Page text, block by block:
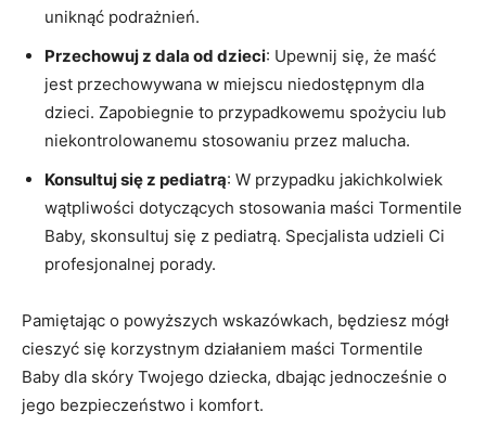
uniknąć podrażnień.
Przechowuj z dala od dzieci: Upewnij się, że maść
jest przechowywana w miejscu niedostępnym dla
dzieci. Zapobiegnie to przypadkowemu spożyciu lub
niekontrolowanemu stosowaniu przez malucha.
Konsultuj się z pediatrą: W przypadku jakichkolwiek
wątpliwości dotyczących stosowania maści Tormentile
Baby, skonsultuj się z pediatrą. Specjalista udzieli Ci
profesjonalnej porady.
Pamiętając o powyższych wskazówkach, będziesz mógł
cieszyć się korzystnym działaniem maści Tormentile
Baby dla skóry Twojego dziecka, dbając jednocześnie o
jego bezpieczeństwo i komfort.